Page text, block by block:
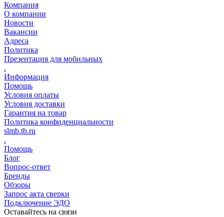
Компания
О компании
Новости
Вакансии
Адреса
Политика
Презентация для мобильных
.
Информация
Помощь
Условия оплаты
Условия доставки
Гарантия на товар
Политика конфиденциальности
slmb.tb.ru
.
Помощь
Блог
Вопрос-ответ
Бренды
Обзоры
Запрос акта сверки
Подключение ЭДО
Оставайтесь на связи